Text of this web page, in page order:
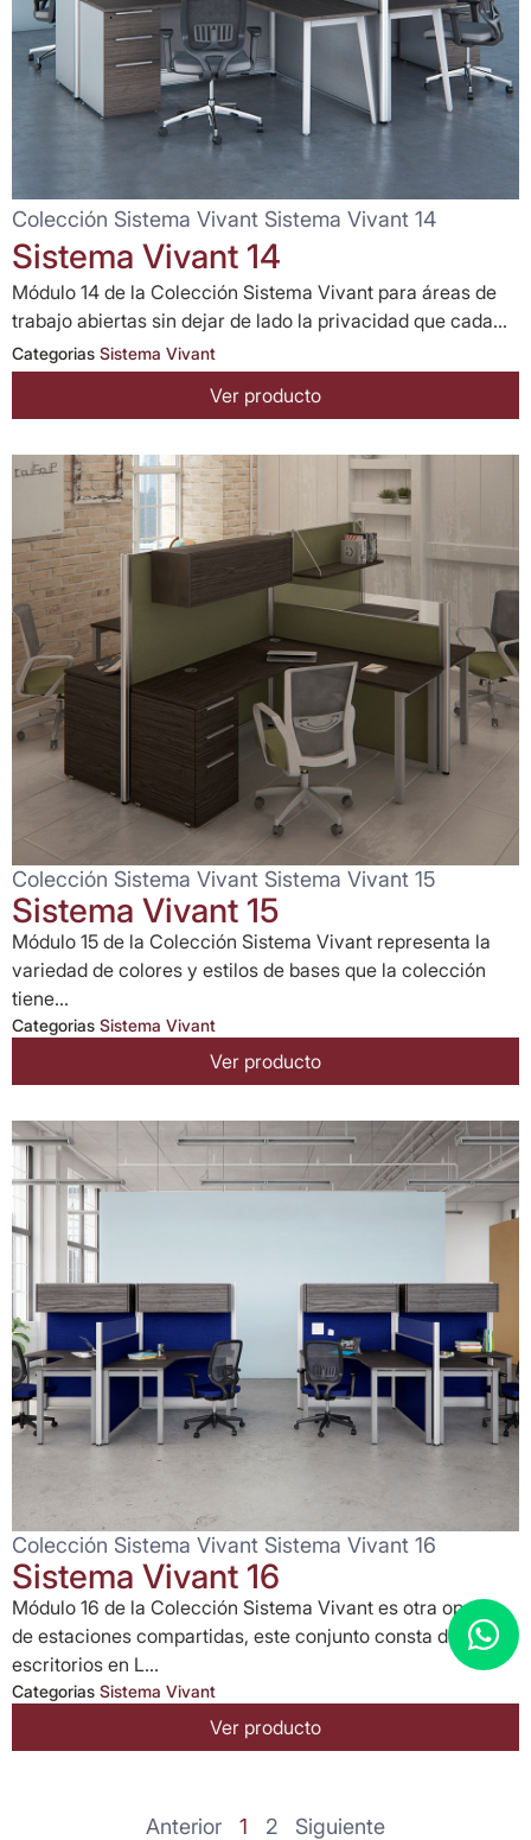
Colección Sistema Vivant Sistema Vivant 14
Sistema Vivant 14
Módulo 14 de la Colección Sistema Vivant para áreas de
trabajo abiertas sin dejar de lado la privacidad que cada...
Categorias Sistema Vivant
Ver producto
Colección Sistema Vivant Sistema Vivant 15
Sistema Vivant 15
Módulo 15 de la Colección Sistema Vivant representa la
variedad de colores y estilos de bases que la colección
tiene...
Categorias Sistema Vivant
Ver producto
Colección Sistema Vivant Sistema Vivant 16
Sistema Vivant 16
Módulo 16 de la Colección Sistema Vivant es otra opción
de estaciones compartidas, este conjunto consta de
escritorios en L...
Categorias Sistema Vivant
Ver producto
Anterior 1 2 Siguiente